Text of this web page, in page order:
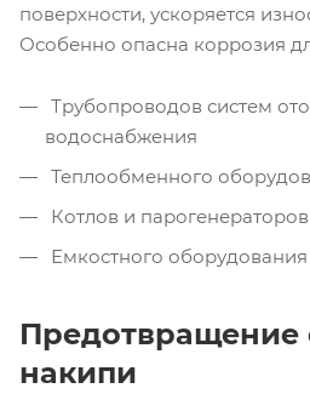
поверхности, ускоряется
Особенно опасна коррозия
Трубопроводов систем
водоснабжения
Теплообменного
Котлов и парогенераторов
Емкостного оборудования
Предотвращение
накипи